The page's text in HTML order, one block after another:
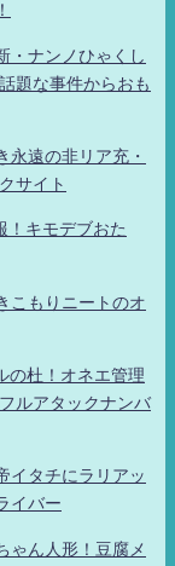
ナンノひゃくし
題な事件からおも
永遠の非リア充・
サイト
！キモデブおた
こもりニートのオ
の杜！オネエ管理
ルアタックナンバ
イタチにラリアッ
イバー
ゃん人形！豆腐メ